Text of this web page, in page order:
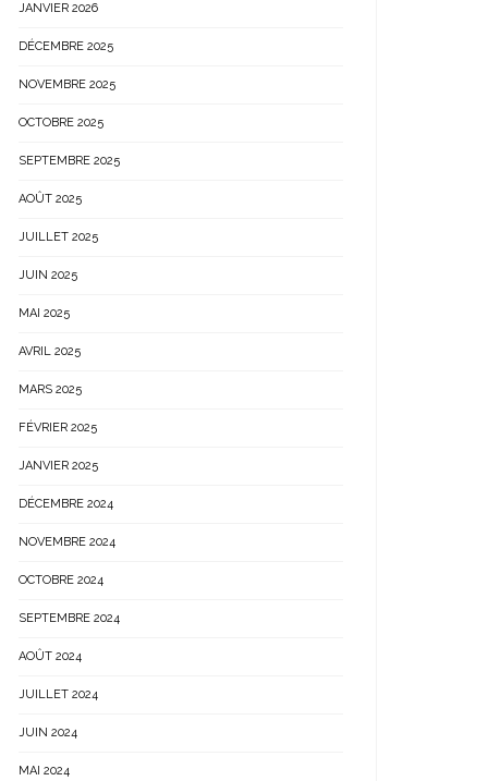
JANVIER 2026
DÉCEMBRE 2025
NOVEMBRE 2025
OCTOBRE 2025
SEPTEMBRE 2025
AOÛT 2025
JUILLET 2025
JUIN 2025
MAI 2025
AVRIL 2025
MARS 2025
FÉVRIER 2025
JANVIER 2025
DÉCEMBRE 2024
NOVEMBRE 2024
OCTOBRE 2024
SEPTEMBRE 2024
AOÛT 2024
JUILLET 2024
JUIN 2024
MAI 2024